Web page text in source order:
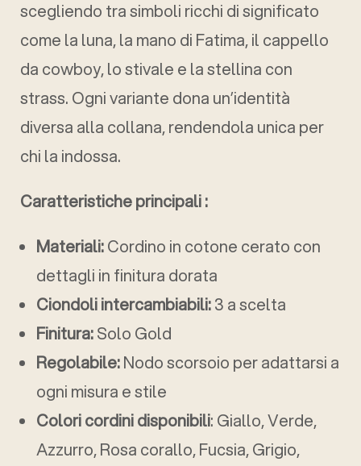
scegliendo tra simboli ricchi di significato
come la luna, la mano di Fatima, il cappello
da cowboy, lo stivale e la stellina con
strass. Ogni variante dona un’identità
diversa alla collana, rendendola unica per
chi la indossa.
Caratteristiche principali :
Materiali:Cordino in cotone cerato con
dettagli in finitura dorata
Ciondoli intercambiabili:3 a scelta
Finitura:Solo Gold
Regolabile:Nodo scorsoio per adattarsi a
ogni misura e stile
Colori cordini disponibili: Giallo, Verde,
Azzurro, Rosa corallo, Fucsia, Grigio,